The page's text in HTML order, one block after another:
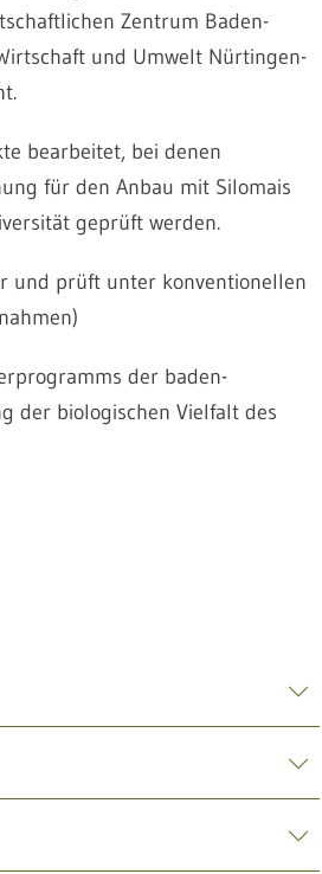
Zentrum Baden-
und Umwelt Nürtingen-
bearbeitet, bei denen
für den Anbau mit Silomais
geprüft werden.
und prüft unter konventionellen
der baden-
der biologischen Vielfalt des